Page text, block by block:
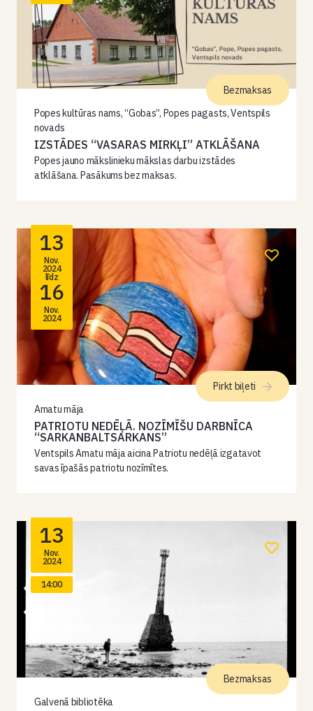
Popes kultūras nams, “Gobas”, Popes pagasts, Ventspils
novads
IZSTĀDES “VASARAS MIRKĻI” ATKLĀŠANA
Popes jauno mākslinieku mākslas darbu izstādes
atklāšana. Pasākums bez maksas.
Bezmaksas
13
Nov.
2024
līdz
16
Nov.
2024
Amatu māja
PATRIOTU NEDĒĻĀ. NOZĪMĪŠU DARBNĪCA
“SARKANBALTSARKANS”
Ventspils Amatu māja aicina Patriotu nedēļā izgatavot
savas īpašās patriotu nozīmītes.
Pirkt biļeti
13
Nov.
2024
14:00
Galvenā bibliotēka
Bezmaksas